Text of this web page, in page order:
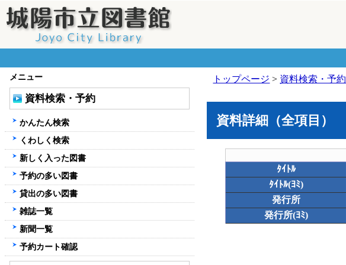
トップページ > 資料検索・予約
資料詳細（全項目）
ﾀｲﾄﾙ
ﾀｲﾄﾙ(ﾖﾐ)
発行所
発行所(ﾖﾐ)
メニュー
資料検索・予約
かんたん検索
くわしく検索
新しく入った図書
予約の多い図書
貸出の多い図書
雑誌一覧
新聞一覧
予約カート確認